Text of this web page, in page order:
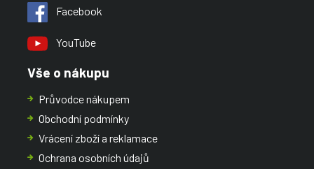
Facebook
YouTube
Vše o nákupu
Průvodce nákupem
Obchodní podmínky
Vrácení zboží a reklamace
Ochrana osobních údajů